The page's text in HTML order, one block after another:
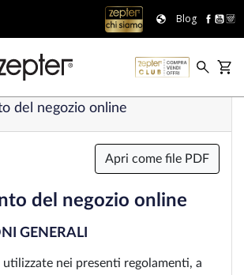
Blog
del negozio online
Apri come file PDF
del negozio online
GENERALI
utilizzate nei presenti regolamenti, a